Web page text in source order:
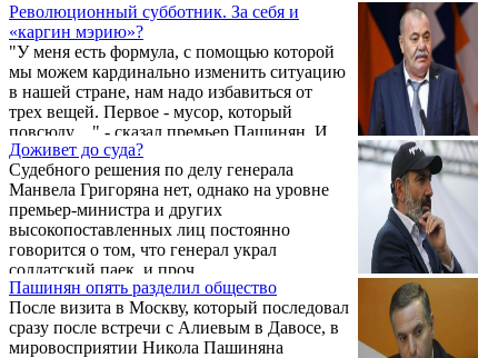
Революционный субботник. За себя и
«каргин мэрию»?
"У меня есть формула, с помощью которой
мы можем кардинально изменить ситуацию
в нашей стране, нам надо избавиться от
трех вещей. Первое - мусор, который
повсюду…" - сказал премьер Пашинян. И
анонсировал на 23 марта "революционный"
субботник.
Доживет до суда?
Судебного решения по делу генерала
Манвела Григоряна нет, однако на уровне
премьер-министра и других
высокопоставленных лиц постоянно
говорится о том, что генерал украл
солдатский паек, и проч.
Пашинян опять разделил общество
После визита в Москву, который последовал
сразу после встречи с Алиевым в Давосе, в
мировосприятии Никола Пашиняна